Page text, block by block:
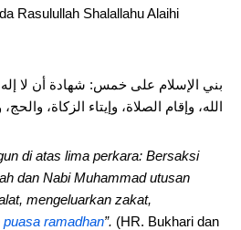
Rasulullah Shalallahu Alaihi
بني الإسلام على خمس: شهادة أن لا
الله، وإقام الصلاة، وإيتاء الزكاة،
di atas lima perkara: Bersaksi
dan Nabi Muhammad utusan
mengeluarkan zakat,
puasa ramadhan”. (HR. Bukhari dan